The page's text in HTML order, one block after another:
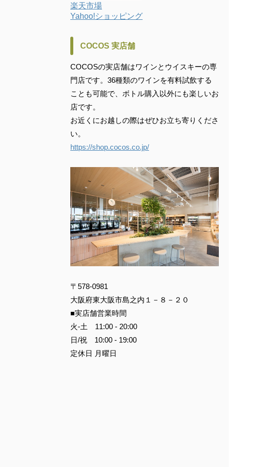
楽天市場
Yahoo!ショッピング
COCOS 実店舗
COCOSの実店舗はワインとウイスキーの専
門店です。36種類のワインを有料試飲する
ことも可能で、ボトル購入以外にも楽しいお
店です。
お近くにお越しの際はぜひお立ち寄りくださ
い。
https://shop.cocos.co.jp/
〒578-0981
大阪府東大阪市島之内１－８－２０
■実店舗営業時間
火-土 11:00 - 20:00
日/祝 10:00 - 19:00
定休日 月曜日